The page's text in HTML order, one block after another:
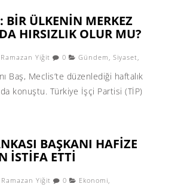
BIR ÜLKENIN MERKEZ
HIRSIZLIK OLUR MU?
Ramazan Yiğit 0 Gündem , Siyaset,
Baş, Meclis’te düzenlediği haftalık
konuştu. Türkiye İşçi Partisi (TİP)
BAŞKANI HAFIZE
ISTIFA ETTI
Ramazan Yiğit 0 Ekonomi,